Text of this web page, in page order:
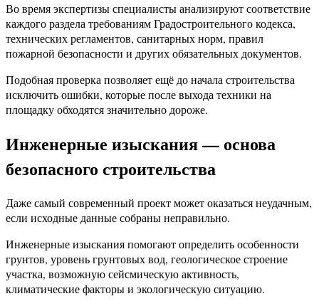
Во время экспертизы специалисты анализируют соответствие
каждого раздела требованиям Градостроительного кодекса,
технических регламентов, санитарных норм, правил
пожарной безопасности и других обязательных документов.
Подобная проверка позволяет ещё до начала строительства
исключить ошибки, которые после выхода техники на
площадку обходятся значительно дороже.
Инженерные изыскания — основа
безопасного строительства
Даже самый современный проект может оказаться неудачным,
если исходные данные собраны неправильно.
Инженерные изыскания помогают определить особенности
грунтов, уровень грунтовых вод, геологическое строение
участка, возможную сейсмическую активность,
климатические факторы и экологическую ситуацию.